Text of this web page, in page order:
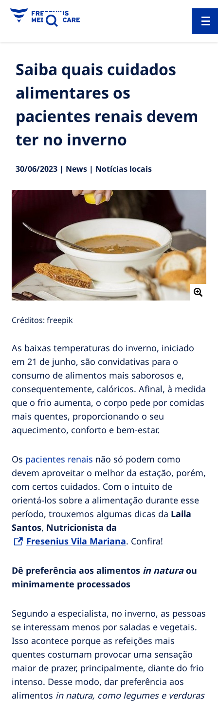
Saiba quais cuidados
alimentares os
pacientes renais devem
ter no inverno
30/06/2023 | News | Notícias locais
Créditos: freepik
As baixas temperaturas do inverno, iniciado
em 21 de junho, são convidativas para o
consumo de alimentos mais saborosos e,
consequentemente, calóricos. Afinal, à medida
que o frio aumenta, o corpo pede por comidas
mais quentes, proporcionando o seu
aquecimento, conforto e bem-estar.
Os pacientes renais não só podem como
devem aproveitar o melhor da estação, porém,
com certos cuidados. Com o intuito de
orientá-los sobre a alimentação durante esse
período, trouxemos algumas dicas da Laila
Santos, Nutricionista da
Fresenius Vila Mariana. Confira!
Dê preferência aos alimentos in naturaou
minimamente processados
Segundo a especialista, no inverno, as pessoas
se interessam menos por saladas e vegetais.
Isso acontece porque as refeições mais
quentes costumam provocar uma sensação
maior de prazer, principalmente, diante do frio
intenso. Desse modo, dar preferência aos
alimentos in natura, como legumes e verduras